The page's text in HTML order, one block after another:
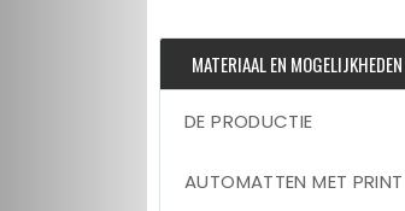
MATERIAAL EN MOGELIJKHEDEN
DE PRODUCTIE
AUTOMATTEN MET PRINT